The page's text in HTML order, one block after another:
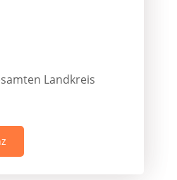
Landkreis